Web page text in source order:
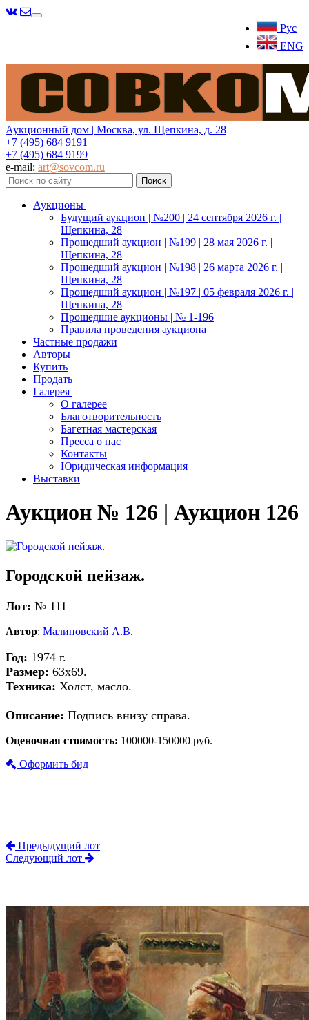
Рус
ENG
Меню
Аукционный дом | Москва, ул. Щепкина, д. 28
+7 (495) 684 9191
+7 (495) 684 9199
e-mail: art@sovcom.ru
Аукционы
Будущий аукцион | №200 | 24 сентября 2026 г. |
Щепкина, 28
Прошедший аукцион | №199 | 28 мая 2026 г. |
Щепкина, 28
Прошедший аукцион | №198 | 26 марта 2026 г. |
Щепкина, 28
Прошедший аукцион | №197 | 05 февраля 2026 г. |
Щепкина, 28
Прошедшие аукционы | № 1-196
Правила проведения аукциона
Частные продажи
Авторы
Купить
Продать
Галерея
О галерее
Благотворительность
Багетная мастерская
Пресса о нас
Контакты
Юридическая информация
Выставки
Аукцион № 126 | Аукцион 126
Городской пейзаж.
Лот: № 111
Автор: Малиновский А.В.
Год: 1974 г.
Размер: 63х69.
Техника: Холст, масло.
Описание: Подпись внизу справа.
Оценочная стоимость: 100000-150000 руб.
Оформить бид
Предыдущий лот
Следующий лот